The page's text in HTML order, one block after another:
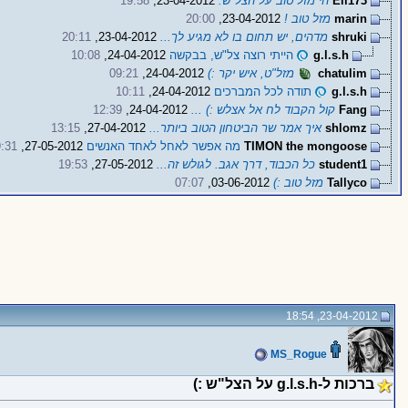
marin מזל טוב !23-04-2012,
20:00
shruki מדהים, יש תחום בו לא מגיע לך...23-04-2012,
20:11
g.l.s.h
הייתי רוצה צל"ש, בבקשה
10:08
chatulim
מזל"ט, איש יקר :)24-04-2012,
09:21
g.l.s.h
תודה לכל המברכים
10:11
Fang קול הקבוד לח אל אצלש :) ...24-04-2012,
12:39
shlomz איך אמר שר הביטחון הטוב ביותר...27-04-2012,
13:15
TIMON the mongoose מה אפשר לאחל לאחד האנשים
student1 כל הכבוד, דרך אגב. לגולש זה...27-05-2012,
19:53
Tallyco מזל טוב :)03-06-2012,
07:07
23-04-2012, 18:54
MS_Rogue
ברכות ל-g.l.s.h על הצל"ש :)